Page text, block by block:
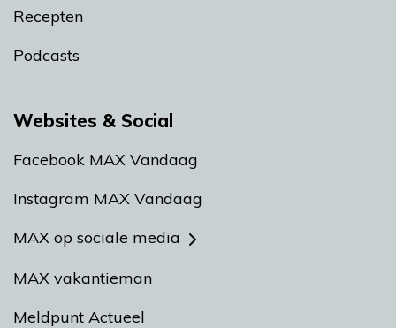
Recepten
Podcasts
Websites & Social
Facebook MAX Vandaag
Instagram MAX Vandaag
MAX op sociale media
MAX vakantieman
Meldpunt Actueel